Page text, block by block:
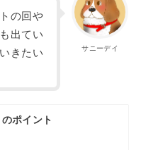
サニーデイ
の回や
出てい
きたい
のポイント